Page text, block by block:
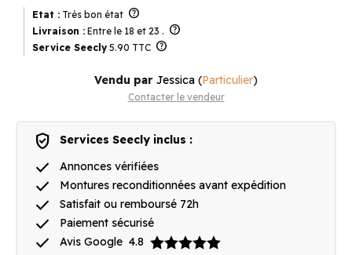
Etat : Très bon état help
Livraison : Entre le 18 et 23 . help
Service Seecly 5.90 TTC help
Vendu par Jessica (Particulier)
Contacter le vendeur
verified_user Services Seecly inclus :
done Annonces vérifiées
done Montures reconditionnées avant expédition
done Satisfait ou remboursé 72h
done Paiement sécurisé
done Avis Google 4.8